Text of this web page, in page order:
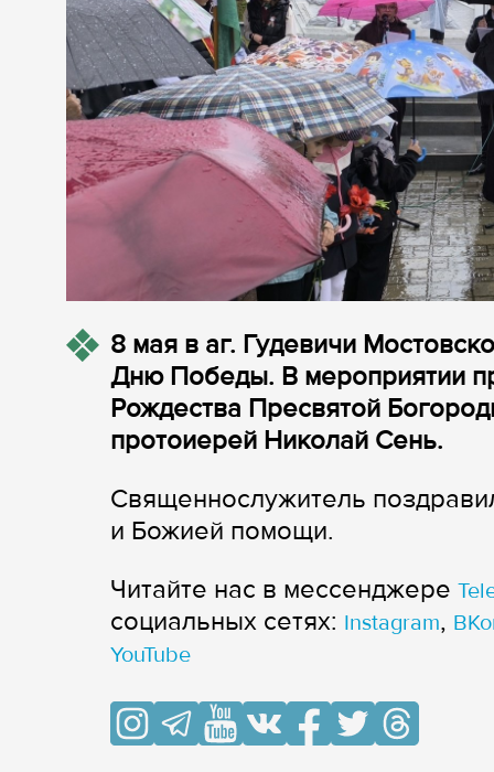
8 мая в аг. Гудевичи
Дню Победы. В мероприятии
Рождества Пресвятой
протоиерей Николай Сень.
Священнослужитель
и Божией помощи.
Читайте нас в мессенджере
cоциальных сетях: Instagram,
YouTube